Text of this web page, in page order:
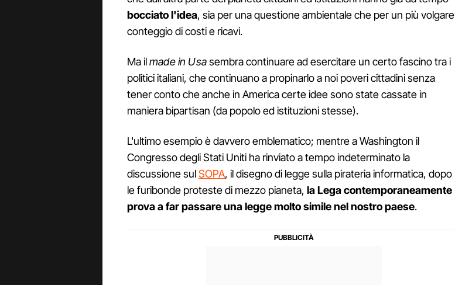
bocciato l'idea, sia per una questione ambientale che per un più volgare
conteggio di costi e ricavi.
Ma ilmade in Usasembra continuare ad esercitare un certo fascino tra i
politici italiani, che continuano a propinarlo a noi poveri cittadini senza
tener conto che anche in America certe idee sono state cassate in
maniera bipartisan (da popolo ed istituzioni stesse).
L'ultimo esempio è davvero emblematico; mentre a Washington il
Congresso degli Stati Uniti ha rinviato a tempo indeterminato la
discussione sulSOPA, il disegno di legge sulla pirateria informatica, dopo
le furibonde proteste di mezzo pianeta, la Lega contemporaneamente
prova a far passare una legge molto simile nel nostro paese.